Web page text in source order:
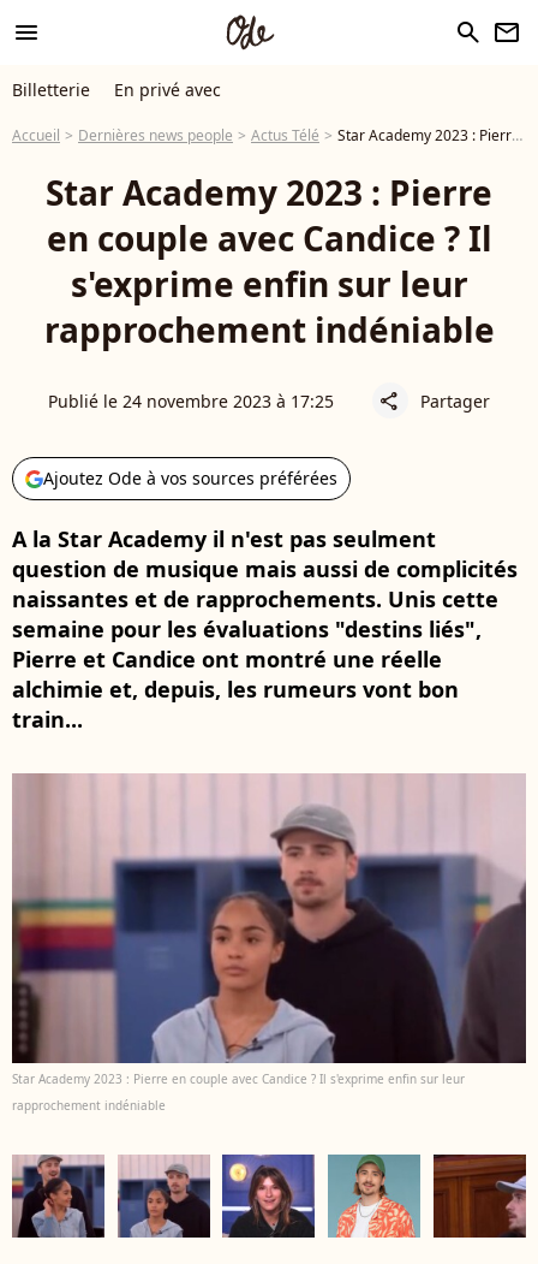
menu search newsletter
Billetterie En privé avec
Accueil Dernières news people Actus Télé Star Academy 2023 : Pierre en couple avec Candice ? Il s'exprime enfin sur leur rapprochement indéniable
Star Academy 2023 : Pierre
en couple avec Candice ? Il
s'exprime enfin sur leur
rapprochement indéniable
Publié le 24 novembre 2023 à 17:25 share Partager
Ajoutez Ode à vos sources préférées
A la Star Academy il n'est pas seulment
question de musique mais aussi de complicités
naissantes et de rapprochements. Unis cette
semaine pour les évaluations "destins liés",
Pierre et Candice ont montré une réelle
alchimie et, depuis, les rumeurs vont bon
train...
Star Academy 2023 : Pierre en couple avec Candice ? Il s'exprime enfin sur leur
rapprochement indéniable